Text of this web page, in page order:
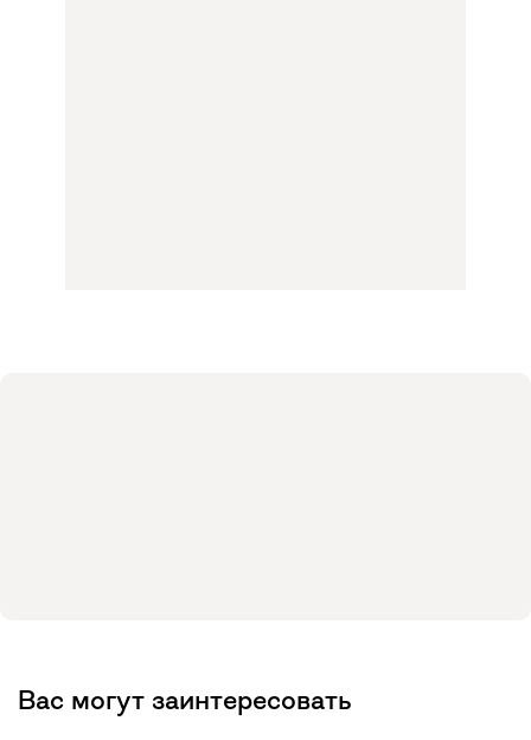
Вас могут заинтересовать